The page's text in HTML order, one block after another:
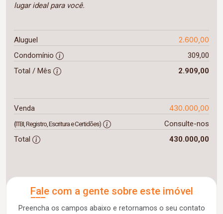
lugar ideal para você.
Aluguel 2.600,00
Condomínio
309,00
Total / Mês
2.909,00
Venda 430.000,00
(ITBI, Registro, Escritura e Certidões)
Consulte-nos
Total
430.000,00
Fale com a gente sobre este imóvel
Preencha os campos abaixo e retornamos o seu contato